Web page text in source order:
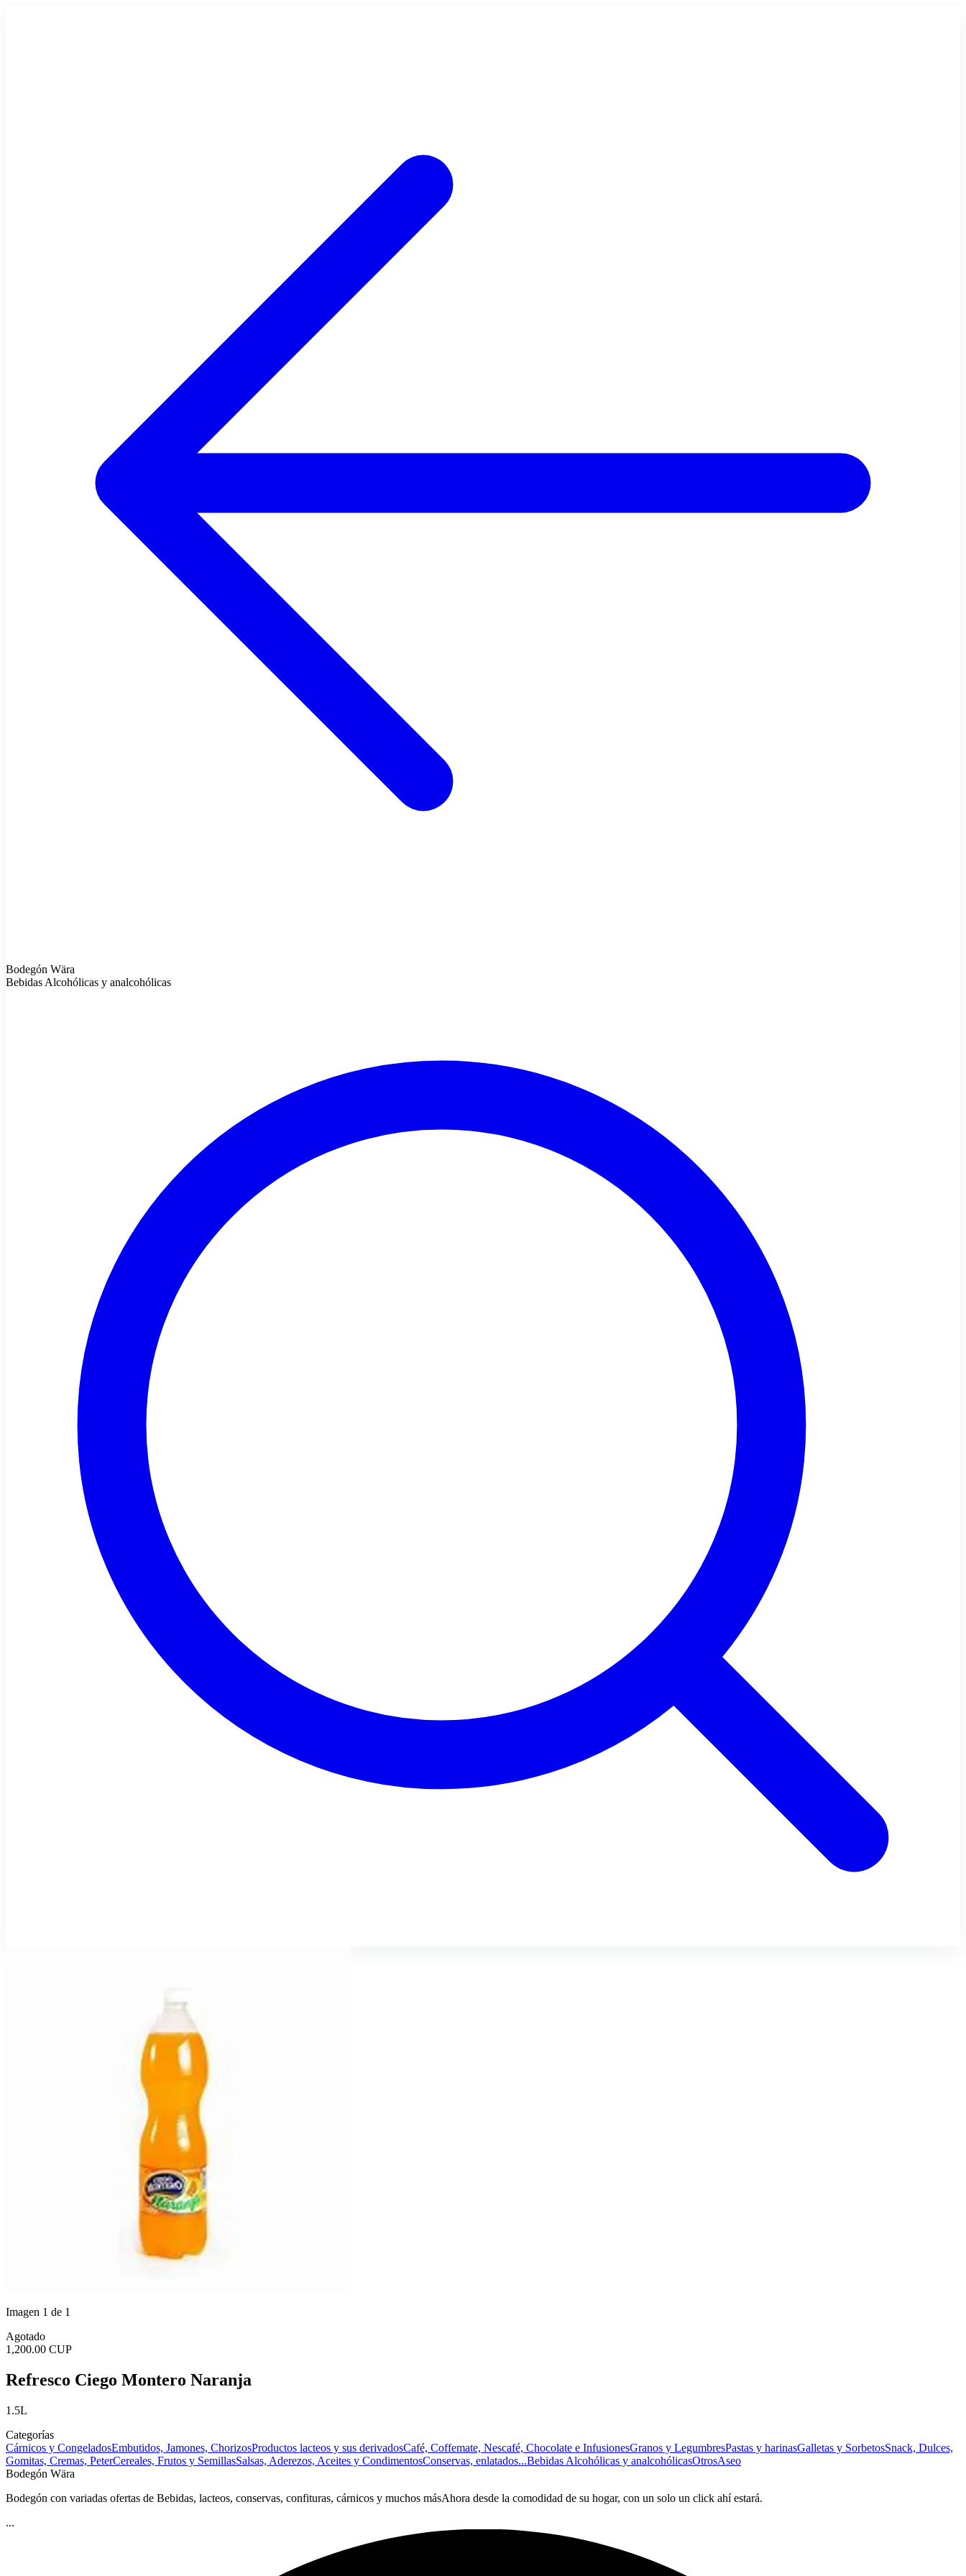
Bodegón Wära
Bebidas Alcohólicas y analcohólicas
Imagen 1 de 1
Agotado
1,200.00 CUP
Refresco Ciego Montero Naranja
1.5L
Categorías
Cárnicos y CongeladosEmbutidos, Jamones, ChorizosProductos lacteos y sus derivadosCafé, Coffemate, Nescafé, Chocolate e InfusionesGranos y LegumbresPastas y harinasGalletas y SorbetosSnack, Dulces,
Gomitas, Cremas, PeterCereales, Frutos y SemillasSalsas, Aderezos, Aceites y CondimentosConservas, enlatados...Bebidas Alcohólicas y analcohólicasOtrosAseo
Bodegón Wära
Bodegón con variadas ofertas de Bebidas, lacteos, conservas, confituras, cárnicos y muchos másAhora desde la comodidad de su hogar, con un solo un click ahí estará.
...